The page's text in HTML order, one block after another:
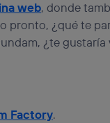
web, donde
pronto, ¿qué te
¿te gustaría
Factory.